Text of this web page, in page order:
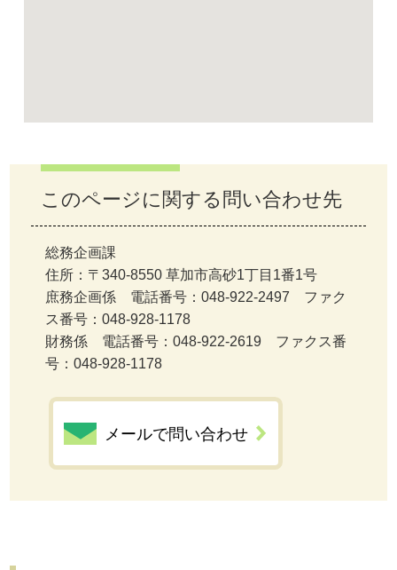
このページに関する問い合わせ先
総務企画課
住所：〒340-8550 草加市高砂1丁目1番1号
庶務企画係 電話番号：048-922-2497 ファク
ス番号：048-928-1178
財務係 電話番号：048-922-2619 ファクス番
号：048-928-1178
メールで問い合わせ